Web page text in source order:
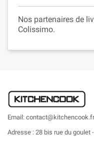
Nos partenaires de
Colissimo.
Email: contact@kitchencook.fr
Adresse : 28 bis rue du goulet